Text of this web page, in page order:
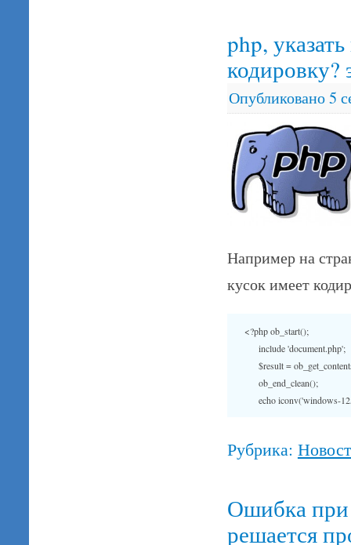
php,
кодировку?
Опубликовано5
Например на
кусок имеет
<?php ob_start();
      include 'document.php';
$result =
      ob_end_clean();
Рубрика:
Ошибка при
решается